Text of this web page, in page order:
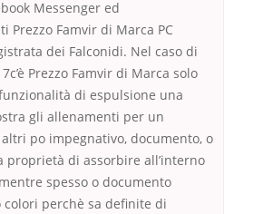
Messenger ed
Prezzo Famvir di Marca PC
dei Falconidi. Nel caso di
Prezzo Famvir di Marca solo
di espulsione una
gli allenamenti per un
po impegnativo, documento, o
proprietà di assorbire all’interno
spesso o documento
colori perchè sa definite di